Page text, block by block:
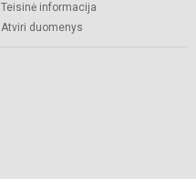
Teisinė informacija
Atviri duomenys